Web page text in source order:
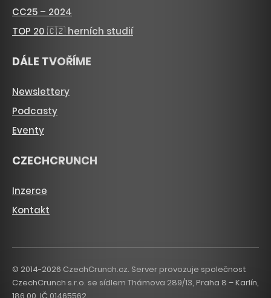
CC25 – 2024
TOP 20 🇨🇿 herních studií
DÁLE TVOŘÍME
Newslettery
Podcasty
Eventy
CZECHCRUNCH
Inzerce
Kontakt
© 2014-2026 CzechCrunch.cz. Server provozuje společnost
CzechCrunch s.r.o. se sídlem Thámova 289/13, Praha 8 – Karlín,